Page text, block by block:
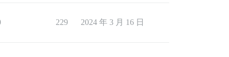
229 2024 年 3 月 16 日